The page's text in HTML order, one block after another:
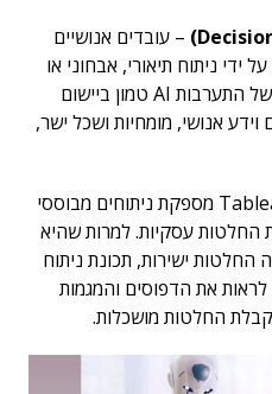
– עובדים אנושיים
ניתוח תיאורי, אבחוני או
תחזיתי. היתרון העיקרי ברמה זו של התערבות AI טמון ביישום
אנושי, מומחיות ושכל ישר,
כך, הפלטפורמה Tableau Software מספקת ניתוחים מבוססי
החלטות עסקיות. למרות שהיא
החלטות ישירות, תכונת ניתוח
את הדפוסים והמגמות
החלטות מושכלות.